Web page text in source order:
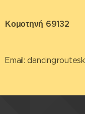
Κομοτηνή 69132
Email: